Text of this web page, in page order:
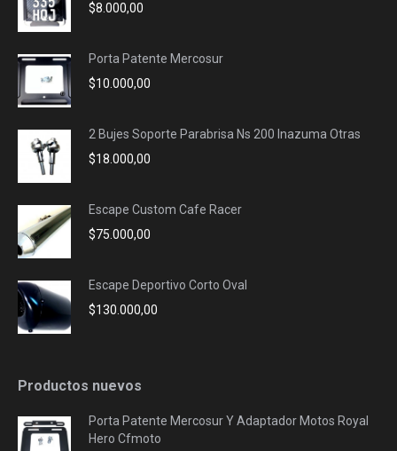
windowwindowwindowwindow
$8.000,00
Porta Patente Mercosur
$10.000,00
2 Bujes Soporte Parabrisa Ns 200 Inazuma Otras
$18.000,00
Escape Custom Cafe Racer
$75.000,00
Escape Deportivo Corto Oval
$130.000,00
Productos nuevos
Porta Patente Mercosur Y Adaptador Motos Royal
Hero Cfmoto